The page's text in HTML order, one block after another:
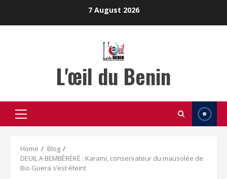
7 August 2026
L'œil du Benin
Primary
Menu
Home
Blog
DEUIL A BEMBÈRÈKÈ : Karami, conservateur du mausolée de
Bio Guera s’est éteint